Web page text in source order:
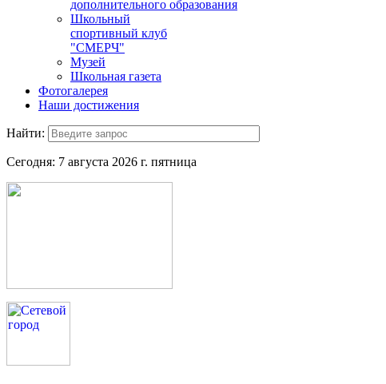
дополнительного образования
Школьный
спортивный клуб
"СМЕРЧ"
Музей
Школьная газета
Фотогалерея
Наши достижения
Найти:
Сегодня: 7 августа 2026 г. пятница